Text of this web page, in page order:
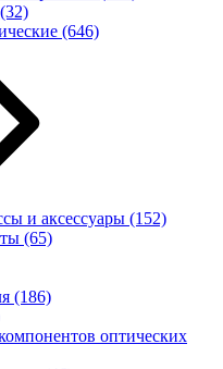
(32)
(646)
и аксессуары (152)
(65)
(186)
оптических